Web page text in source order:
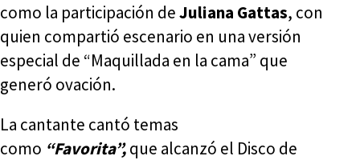
como la participación deJuliana Gattas, con
quien compartió escenario en una versión
especial de “Maquillada en la cama” que
generó ovación.
La cantante cantó temas
como “Favorita”,que alcanzó el Disco de